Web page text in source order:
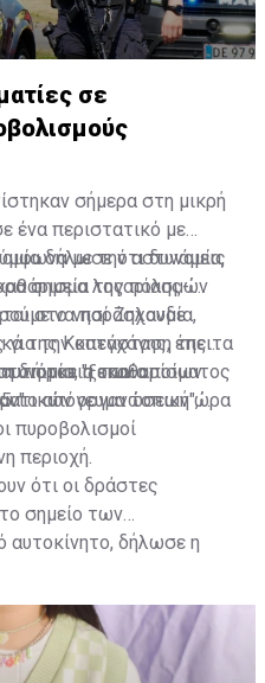
σε
σήμερα στη μικρή
ένα περιστατικό με
με την αστυνομία,
λογαριασμών
δήλωσε ότι δυνάμεις
σημεία της πόλης-
στο νησί Ζηλανδία,
της Κοπεγχάγης, έπειτα
διάρκεια των οποίων
να παράσχουμε
την κατάσταση της
η οποία
το απόγευμα τοπική ώρα
του "ξεκαθαρίσματος
οργανώσεων",
πυροβολισμοί
περιοχή.
ότι οι δράστες
σημείο των
αυτοκίνητο, δήλωσε η